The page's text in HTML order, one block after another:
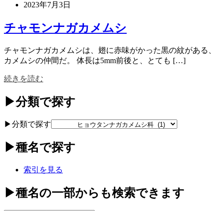
2023年7月3日
チャモンナガカメムシ
チャモンナガカメムシは、翅に赤味がかった黒の紋がある、
カメムシの仲間だ。 体長は5mm前後と、とても […]
続きを読む
▶分類で探す
▶分類で探す
▶種名で探す
索引を見る
▶種名の一部からも検索できます